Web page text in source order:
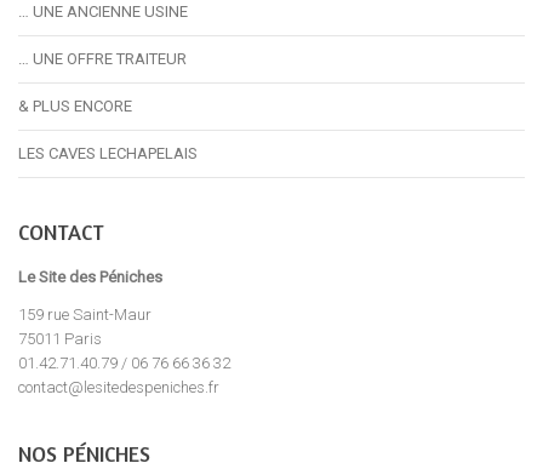
… UNE ANCIENNE USINE
… UNE OFFRE TRAITEUR
& PLUS ENCORE
LES CAVES LECHAPELAIS
CONTACT
Le Site des Péniches
159 rue Saint-Maur
75011 Paris
01.42.71.40.79 / 06 76 66 36 32
contact@lesitedespeniches.fr
NOS PÉNICHES